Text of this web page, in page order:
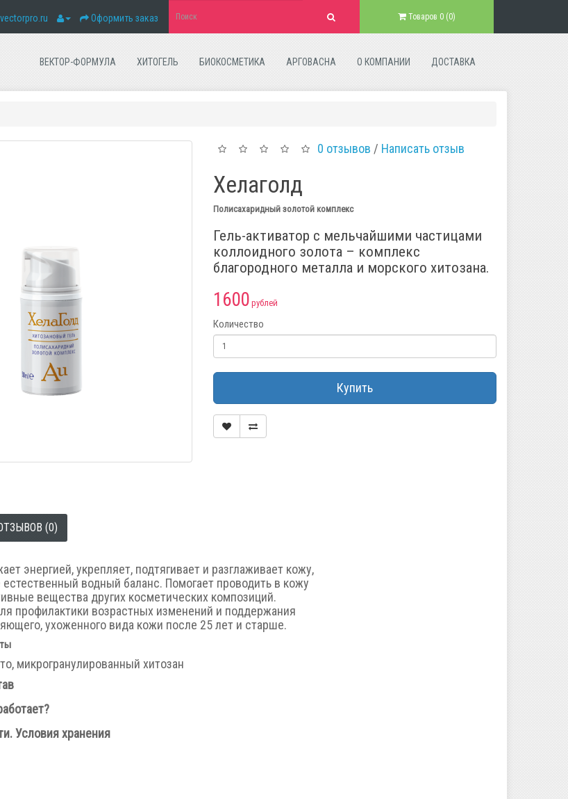
Оформить заказ Товаров 0 (0)
ВЕКТОР-ФОРМУЛА ХИТОГЕЛЬ БИОКОСМЕТИКА АРГОВАСНА О КОМПАНИИ ДОСТАВКА
0 отзывов / Написать отзыв
Хелаголд
Полисахаридный золотой комплекс
Гель-активатор с мельчайшими частицами
коллоидного золота – комплекс
благородного металла и морского хитозана.
1600
Количество
Купить
(0)
энергией, укрепляет, подтягивает и разглаживает кожу,
водный баланс. Помогает проводить в кожу
вещества других косметических композиций.
профилактики возрастных изменений и поддержания
ухоженного вида кожи после 25 лет и старше.
микрогранулированный хитозан
Условия хранения